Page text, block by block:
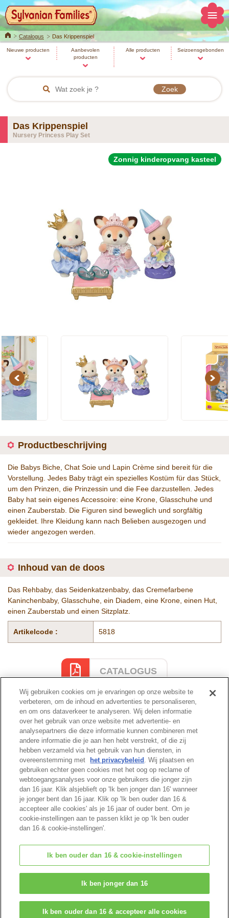
HomeCatalogus Das Krippenspiel
Nieuwe producten
Aanbevolen
producten
Alle producten Seizoensgebonden
Das Krippenspiel
Nursery Princess Play Set
Zonnig kinderopvang kasteel
Previous Next
Productbeschrijving
Die Babys Biche, Chat Soie und Lapin Crème sind bereit für die
Vorstellung. Jedes Baby trägt ein spezielles Kostüm für das Stück,
um den Prinzen, die Prinzessin und die Fee darzustellen. Jedes
Baby hat sein eigenes Accessoire: eine Krone, Glasschuhe und
einen Zauberstab. Die Figuren sind beweglich und sorgfältig
gekleidet. Ihre Kleidung kann nach Belieben ausgezogen und
wieder angezogen werden.
Inhoud van de doos
Das Rehbaby, das Seidenkatzenbaby, das Cremefarbene
Kaninchenbaby, Glasschuhe, ein Diadem, eine Krone, einen Hut,
einen Zauberstab und einen Sitzplatz.
Artikelcode : 5818
CATALOGUS
Cataloguspagina
Begin van pagina
© EPOCH
Change Region
Wij gebruiken cookies om je ervaringen op onze website te
verbeteren, om de inhoud en advertenties te personaliseren,
en om ons dataverkeer te analyseren. Wij delen informatie
over het gebruik van onze website met advertentie- en
analysepartners die deze informatie kunnen combineren met
andere informatie die je aan hen hebt verstrekt, of die zij
hebben verzameld via het gebruik van hun diensten, in
overeenstemming met
het privacybeleid . Wij plaatsen en
gebruiken echter geen cookies met het oog op reclame of
webtoegangsanalyses voor onze gebruikers die jonger zijn
dan 16 jaar. Klik alsjeblieft op 'Ik ben jonger dan 16' wanneer
je jonger bent dan 16 jaar. Klik op 'Ik ben ouder dan 16 &
accepteer alle cookies' als je 16 jaar of ouder bent. Om je
cookie-instellingen aan te passen klikt je op 'Ik ben ouder
dan 16 & cookie-instellingen'.
Ik ben ouder dan 16 & cookie-instellingen
Ik ben jonger dan 16
Ik ben ouder dan 16 & accepteer alle cookies